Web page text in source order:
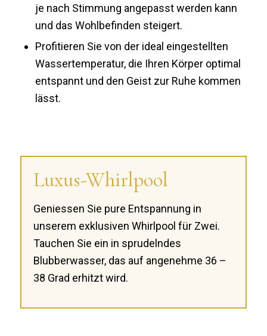
je nach Stimmung angepasst werden kann
und das Wohlbefinden steigert.
Profitieren Sie von der ideal eingestellten
Wassertemperatur, die Ihren Körper optimal
entspannt und den Geist zur Ruhe kommen
lässt.
Luxus-Whirlpool
Geniessen Sie pure Entspannung in
unserem exklusiven Whirlpool für Zwei.
Tauchen Sie ein in sprudelndes
Blubberwasser, das auf angenehme 36 –
38 Grad erhitzt wird.